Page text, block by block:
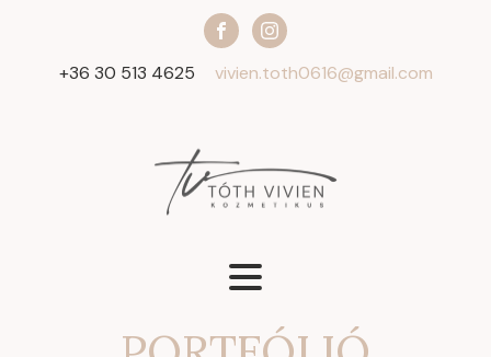
+36 30 513 4625 vivien.toth0616@gmail.com